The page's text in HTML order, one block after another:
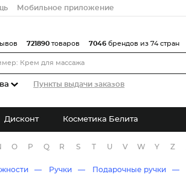
Мобильное приложение
Пункты выдачи заказов
721890 товаров 7046 брендов из 74 стран
Дисконт Косметика Белита
O P Q R S T U V W Y Z
Ручки Подарочные ручки